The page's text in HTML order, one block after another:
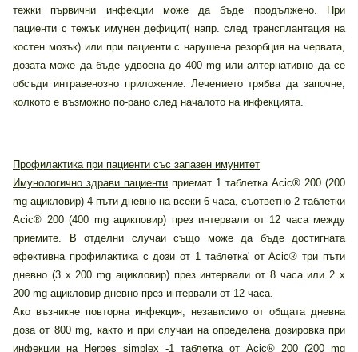
тежки първични инфекции може да бъде продължено. При
пациенти с тежък имунен дефицит( напр. след трансплантация на
костен мозък) или при пациенти с нарушена резорбция на червата,
дозата може да бъде удвоена до 400 mg или алтернативно да се
обсъди интравенозно приложение. Лечението трябва да започне,
колкото е възможно по-рано след началото на инфекцията.
Профилактика при пациенти със запазен имунитет
Имунологично здрави пациенти приемат 1 таблетка Acic® 200 (200
mg ацикловир) 4 пъти дневно на всеки 6 часа, съответно 2 таблетки
Acic® 200 (400 mg ацикповир) през интервали от 12 часа между
приемите. В отделни случаи също може да бъде достигната
ефективна профилактика с дози от 1 таблетка' от Acic® три пъти
дневно (3 х 200 mg ацикловир) през интервали от 8 часа или 2 х
200 mg ацикловир дневно през интервали от 12 часа.
Ако възникне повторна инфекция, независимо от общата дневна
доза от 800 mg, както и при случаи на определена дозировка при
инфекции на Herpes simplex -1 таблетка от Acic® 200 (200 mg